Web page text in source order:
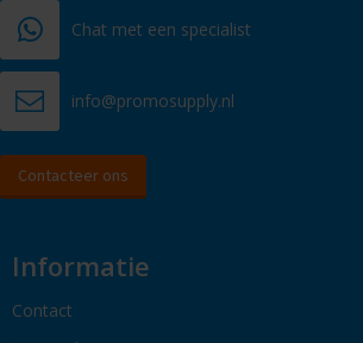
Chat met een specialist
info@promosupply.nl
Contacteer ons
Informatie
Contact